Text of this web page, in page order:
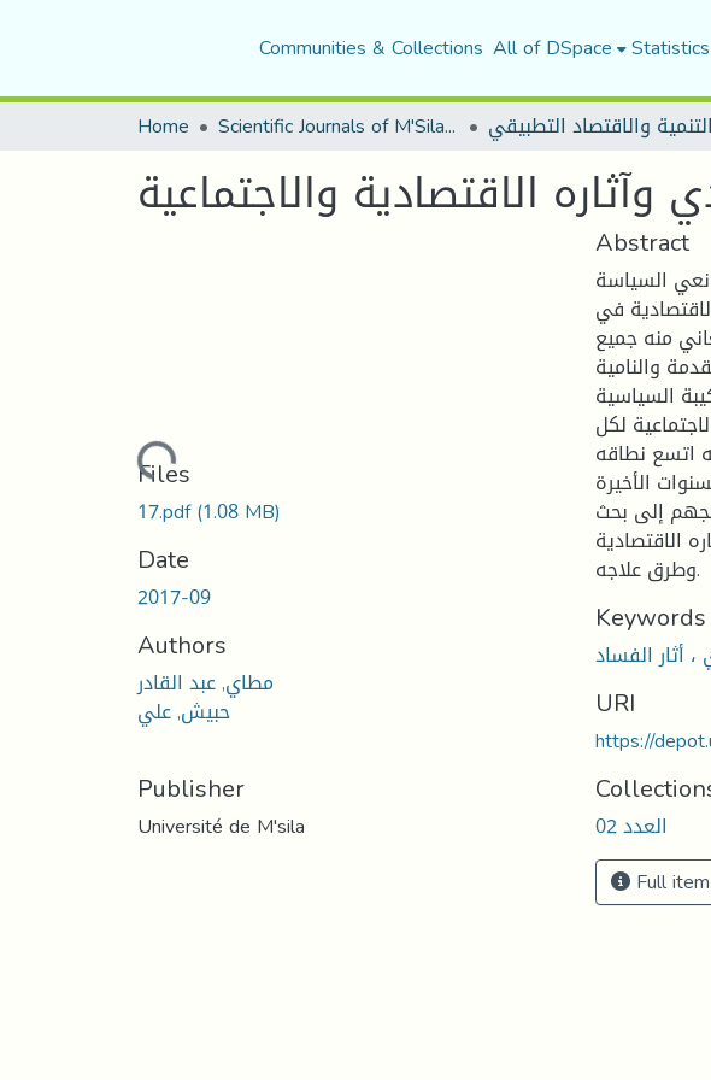
Communities & Collections All of DSpace Statistics
Home Scientific Journals of M'Sila University
الاقتصادية والاجتماعية
Loading...
Files
17.pdf(1.08 MB)
Date
2017-09
Authors
مطاي, عبد القادر
حبيش, علي
Publisher
Université de M'sila
Abstract
السياسة
في
منه جميع
والنامية
السياسية
لكل
اتسع نطاقه
الأخيرة
إلى بحث
الاقتصادية
وطرق علاجه.
Keywords
URI
https://
العدد 02
Full